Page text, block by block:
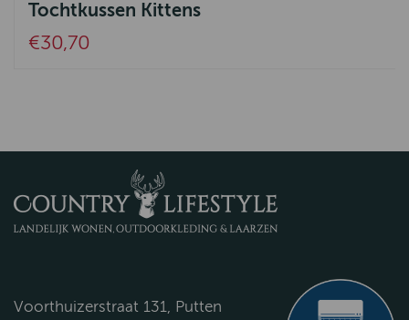
Tochtkussen Kittens
€30,70
Voorthuizerstraat 131, Putten